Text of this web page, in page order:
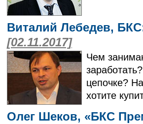
Виталий Лебедев,
[02.11.2017]
Чем
цепочке?
хотите
Олег Шеков, «БКС